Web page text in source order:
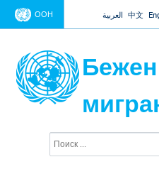
Jump to
ООН العربية 中文
и